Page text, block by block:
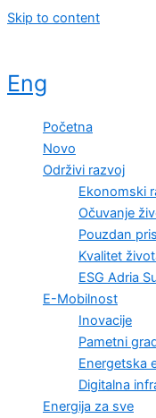
Skip to content
Eng
Početna
Novo
Održivi razvoj
Ekonomski
Očuvanje
Pouzdan
Kvalitet
ESG Adria
E-Mobilnost
Inovacije
Pametni
Energetska
Digitalna
Energija za sve